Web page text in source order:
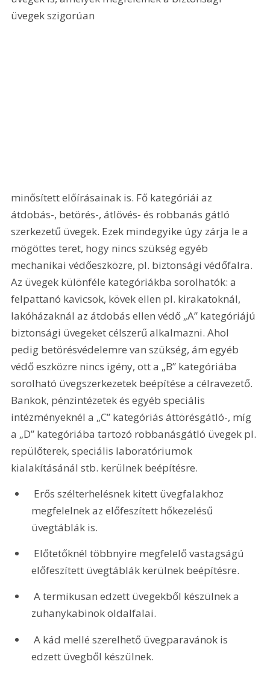
üvegek szigorúan
minősített előírásainak is. Fő kategóriái az
átdobás-, betörés-, átlövés- és robbanás gátló
szerkezetű üvegek. Ezek mindegyike úgy zárja le a
mögöttes teret, hogy nincs szükség egyéb
mechanikai védőeszközre, pl. biztonsági védőfalra.
Az üvegek különféle kategóriákba sorolhatók: a
felpattanó kavicsok, kövek ellen pl. kirakatoknál,
lakóházaknál az átdobás ellen védő „A” kategóriájú
biztonsági üvegeket célszerű alkalmazni. Ahol
pedig betörésvédelemre van szükség, ám egyéb
védő eszközre nincs igény, ott a „B” kategóriába
sorolható üvegszerkezetek beépítése a célravezető.
Bankok, pénzintézetek és egyéb speciális
intézményeknél a „C” kategóriás áttörésgátló-, míg
a „D” kategóriába tartozó robbanásgátló üvegek pl.
repülőterek, speciális laboratóriumok
kialakításánál stb. kerülnek beépítésre.
megfelelnek az előfeszített hőkezelésű
üvegtáblák is.
előfeszített üvegtáblák kerülnek beépítésre.
A termikusan edzett üvegekből készülnek a
zuhanykabinok oldalfalai.
A kád mellé szerelhető üvegparavánok is
edzett üvegből készülnek.